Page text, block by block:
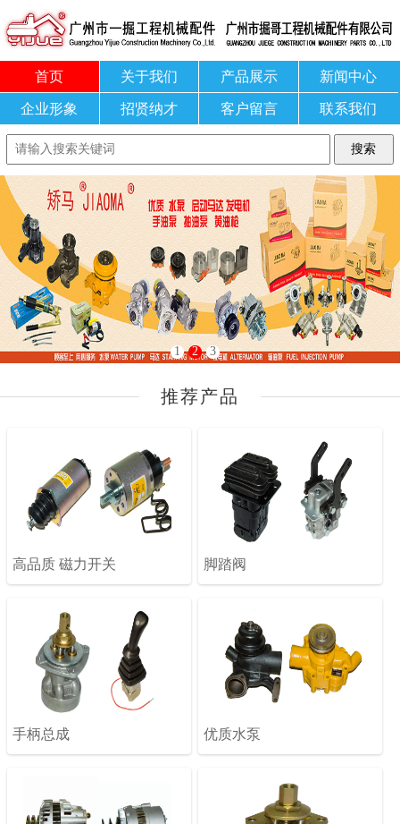
首页 关于我们 产品展示 新闻中心
企业形象 招贤纳才 客户留言 联系我们
1 2 3
推荐产品
高品质 磁力开关 脚踏阀
手柄总成 优质水泵